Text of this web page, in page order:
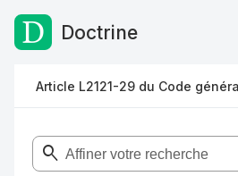
Passer au contenu
Doctrine
Article L2121-29 du Code